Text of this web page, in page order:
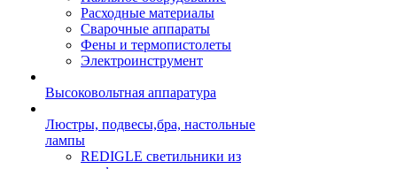
Расходные материалы
Сварочные аппараты
Фены и термопистолеты
Электроинструмент
Высоковольтная аппаратура
Люстры, подвесы,бра, настольные
лампы
REDIGLE светильники из